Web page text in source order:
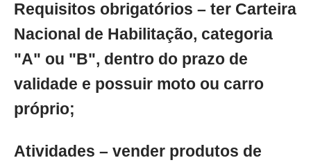
Requisitos obrigatórios – ter Carteira
Nacional de Habilitação, categoria
"A" ou "B", dentro do prazo de
validade e possuir moto ou carro
próprio;
Atividades – vender produtos de